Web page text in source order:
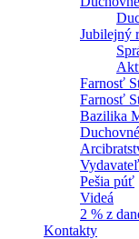
Jubilejný
Farnosť
Farnosť
Bazilika
Pešia púť
Videá
2 % z
Kontakty